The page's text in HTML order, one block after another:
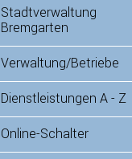
Stadtverwaltung
Bremgarten
Verwaltung/Betriebe
Dienstleistungen A - Z
Online-Schalter